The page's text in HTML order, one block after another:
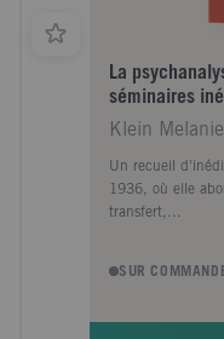
La
séminaires
Klein Melanie
Un recueil
1936, où elle
transfert,...
SUR